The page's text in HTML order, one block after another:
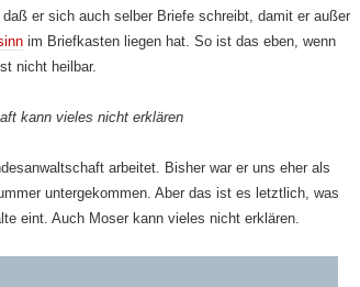
er sich auch selber Briefe schreibt, damit er außer
im Briefkasten liegen hat. So ist das eben, wenn
nicht heilbar.
kann vieles nicht erklären
arbei­tet. Bisher war er uns eher als
untergekommen. Aber das ist es letztlich, was
eint. Auch Moser kann vieles nicht erklären.